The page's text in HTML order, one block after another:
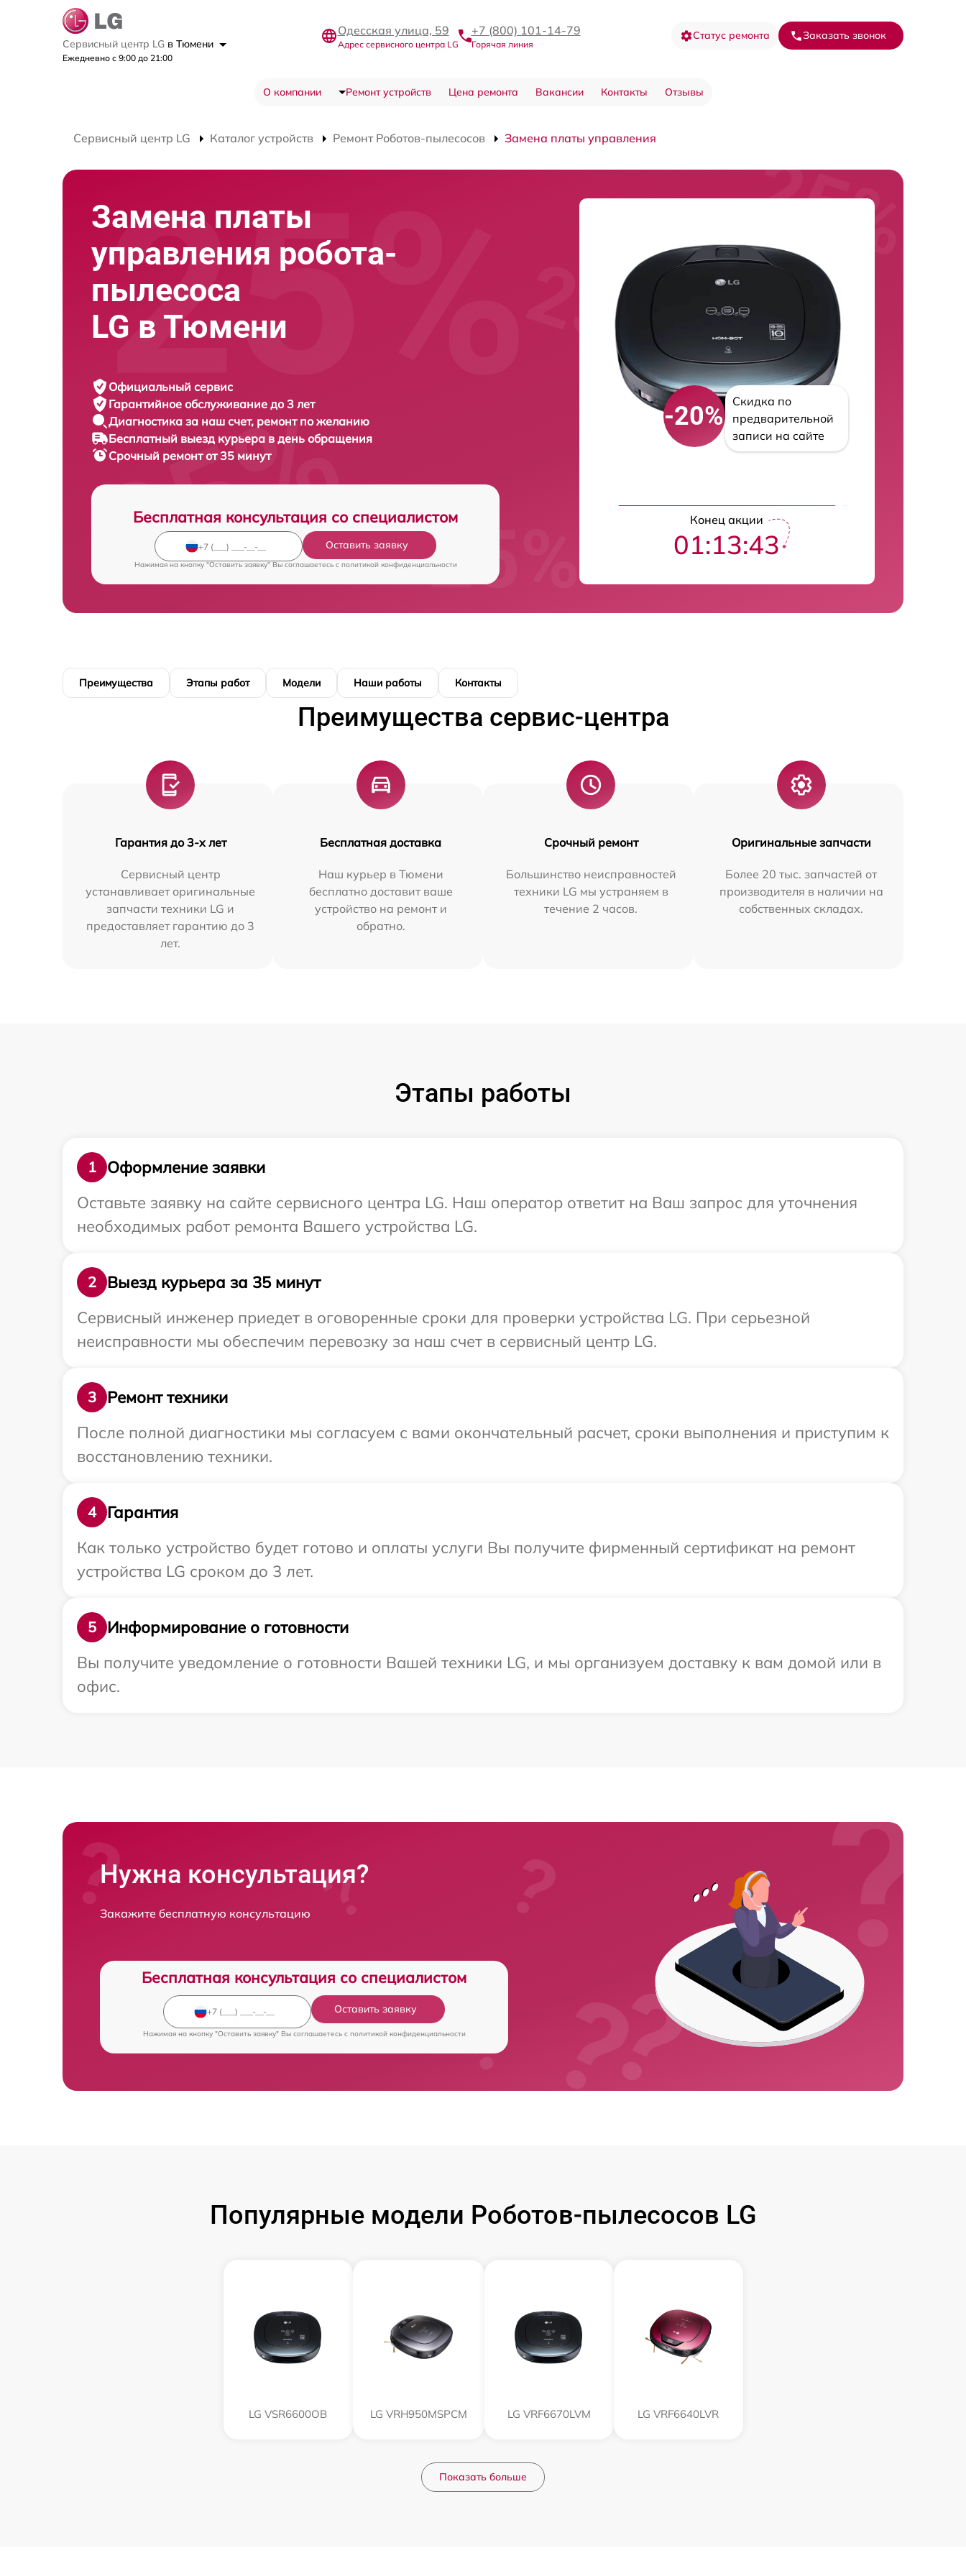
Сервисный центр LG в Тюмени
Ежедневно с 9:00 до 21:00
Одесская улица, 59
Адрес сервисного центра LG
+7 (800) 101-14-79
Горячая линия
Статус ремонта Заказать звонок
О компании Ремонт устройств Цена ремонта Вакансии Контакты Отзывы
Сервисный центр LG Каталог устройств Ремонт Роботов-пылесосов Замена платы управления
Замена платы
управления робота-
пылесоса
LG в Тюмени
Официальный сервис
Гарантийное обслуживание до 3 лет
Диагностика за наш счет, ремонт по желанию
Бесплатный выезд курьера в день обращения
Срочный ремонтот 35 минут
Бесплатная консультация со специалистом
Оставить заявку
Нажимая на кнопку "Оставить заявку" Вы соглашаетесь c политикой конфиденциальности
-20%
Скидка по
предварительной
записи на сайте
Конец акции
01:13:42
Преимущества Этапы работ Модели Наши работы Контакты
Преимущества сервис-центра
Гарантия до 3-х лет
Сервисный центр
устанавливает оригинальные
запчасти техники LG и
предоставляет гарантию до 3
лет.
Бесплатная доставка
Наш курьер в Тюмени
бесплатно доставит ваше
устройство на ремонт и
обратно.
Срочный ремонт
Большинство неисправностей
техники LG мы устраняем в
течение 2 часов.
Оригинальные запчасти
Более 20 тыс. запчастей от
производителя в наличии на
собственных складах.
Этапы работы
1
Оформление заявки
Оставьте заявку на сайте сервисного центра LG. Наш оператор ответит на Ваш запрос для уточнения
необходимых работ ремонта Вашего устройства LG.
2
Выезд курьера за 35 минут
Сервисный инженер приедет в оговоренные сроки для проверки устройства LG. При серьезной
неисправности мы обеспечим перевозку за наш счет в сервисный центр LG.
3
Ремонт техники
После полной диагностики мы согласуем с вами окончательный расчет, сроки выполнения и приступим к
восстановлению техники.
4
Гарантия
Как только устройство будет готово и оплаты услуги Вы получите фирменный сертификат на ремонт
устройства LG сроком до 3 лет.
5
Информирование о готовности
Вы получите уведомление о готовности Вашей техники LG, и мы организуем доставку к вам домой или в
офис.
Нужна консультация?
Закажите бесплатную консультацию
Бесплатная консультация со специалистом
Оставить заявку
Нажимая на кнопку "Оставить заявку" Вы соглашаетесь c политикой конфиденциальности
Популярные модели Роботов-пылесосов LG
LG VSR6600OB LG VRH950MSPCM LG VRF6670LVM LG VRF6640LVR
Показать больше